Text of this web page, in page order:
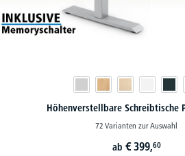
Höhenverstellbare Schreibtische
72 Varianten zur Auswahl
ab € 399,60